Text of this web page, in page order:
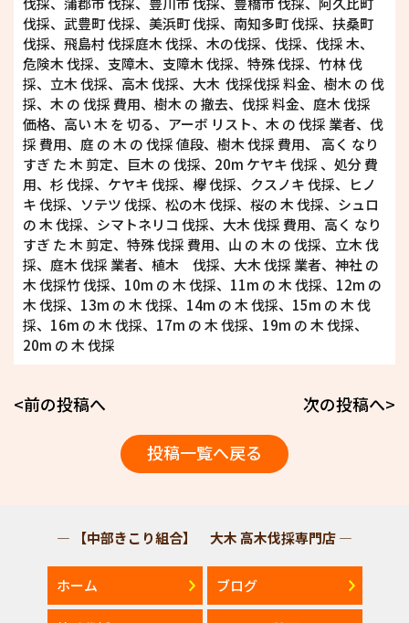
伐採、武豊町 伐採、美浜町 伐採、南知多町 伐採、扶桑町
伐採、飛島村 伐採庭木 伐採、木の伐採、伐採、伐採 木、
危険木 伐採、支障木、支障木 伐採、特殊 伐採、竹林 伐
採、立木 伐採、高木 伐採、大木 伐採伐採 料金、樹木 の 伐
採、木 の 伐採 費用、樹木 の 撤去、伐採 料金、庭木 伐採
価格、高い 木 を 切る、アーボ リスト、木 の 伐採 業者、伐
採 費用、庭 の 木 の 伐採 値段、樹木 伐採 費用、 高く なり
すぎ た 木 剪定、巨木 の 伐採、20m ケヤキ 伐採 、処分 費
用、杉 伐採、ケヤキ 伐採、欅 伐採、クスノキ 伐採、ヒノ
キ 伐採、ソテツ 伐採、松の木 伐採、桜の 木 伐採、シュロ
の 木 伐採、シマトネリコ 伐採、大木 伐採 費用、高く なり
すぎ た 木 剪定、特殊 伐採 費用、山 の 木 の 伐採、立木 伐
採、庭木 伐採 業者、植木 伐採、大木 伐採 業者、神社 の
木 伐採竹 伐採、10m の 木 伐採、11m の 木 伐採、12m の
木 伐採、13m の 木 伐採、14m の 木 伐採、15m の 木 伐
採、16m の 木 伐採、17m の 木 伐採、19m の 木 伐採、
20m の 木 伐採
<前の投稿へ
投稿一覧へ戻る
次の投稿へ>
— 【中部きこり組合】 大木 高木伐採専門店 —
ホーム ブログ